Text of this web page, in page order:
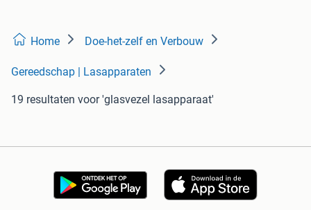
Home Doe-het-zelf en Verbouw
Gereedschap | Lasapparaten
19 resultaten voor 'glasvezel lasapparaat'